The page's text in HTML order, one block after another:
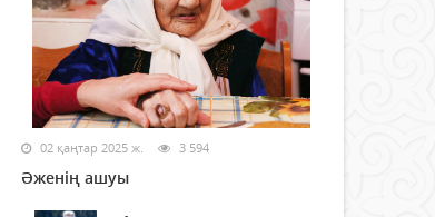
02 қаңтар 2025 ж. 3 594
Әженің ашуы